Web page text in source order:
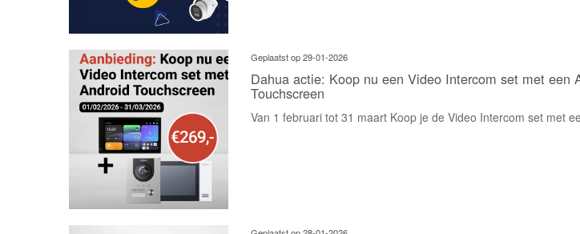
Geplaatst op 29-01-2026
Dahua actie: Koop nu een Video Intercom set met een
Touchscreen
Van 1 februari tot 31 maart Koop je de Video Intercom set met